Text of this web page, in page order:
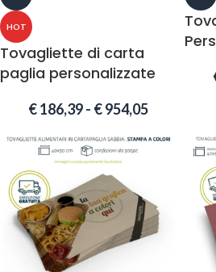
HOT
Tovagliette di carta
paglia personalizzate
€186,39- €954,05